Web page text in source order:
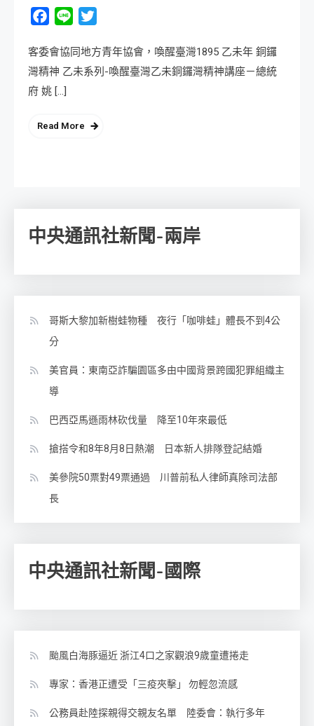
Facebook
Line
客委會協同地方青年協會，喚醒臺灣1895 乙未年 銅鑼
灣精神 乙未系列-喚醒臺灣乙未銅鑼灣精神講座－總統
府 姚 […]
Read More
中央通訊社新聞-兩岸
哥斯大黎加新樹蛙物種 夜行「咖啡蛙」體長不到4公
分
美官員：東南亞詐騙園區多由中國背景跨國犯罪組織主
導
巴西亞馬遜雨林砍伐量 降至10年來最低
搶搭令和8年8月8日熱潮 日本新人排隊登記結婚
美參院50票對49票通過 川普前私人律師真除司法部
長
中央通訊社新聞-國際
颱風白海豚逼近 浙江4口之家觀浪9歲童遭捲走
專家：香港正遭受「三疫夾擊」 勿輕忽流感
公務員赴陸探親得交親友名單 陸委會：執行多年